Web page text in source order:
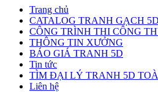
Trang chủ
CATALOG TRANH GẠCH 5D
CÔNG TRÌNH THI CÔNG
THÔNG TIN XƯỞNG
BÁO GIÁ TRANH 5D
Tin tức
TÌM ĐẠI LÝ TRANH 5D
Liên hệ